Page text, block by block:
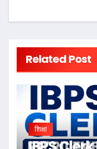
Related Post
शिक्षा